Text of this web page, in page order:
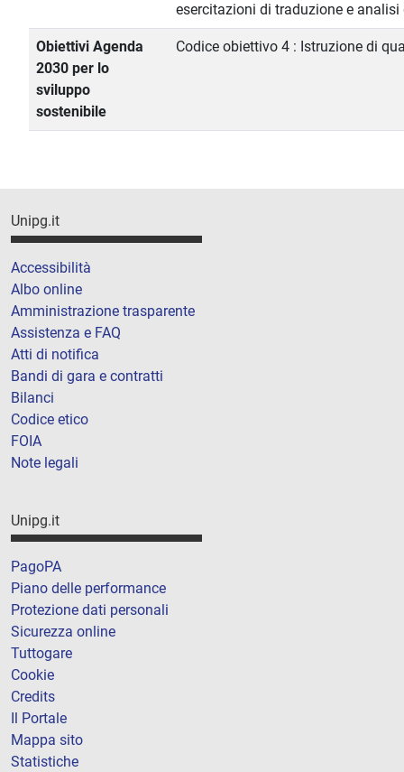
esercitazioni di traduzione e
Obiettivi Agenda
2030 per lo
sviluppo
sostenibile
Codice obiettivo 4 : Istruzione di
Unipg.it
Accessibilità
Albo online
Amministrazione trasparente
Assistenza e FAQ
Atti di notifica
Bandi di gara e contratti
Bilanci
Codice etico
FOIA
Note legali
Unipg.it
PagoPA
Piano delle performance
Protezione dati personali
Sicurezza online
Tuttogare
Cookie
Credits
Il Portale
Mappa sito
Statistiche